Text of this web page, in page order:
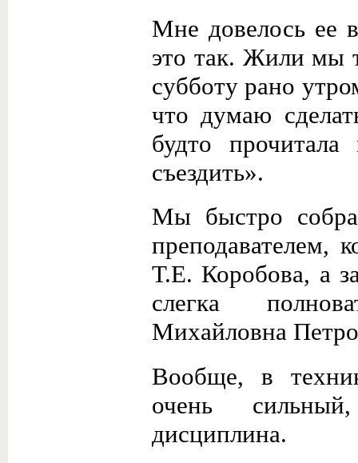
Мне довелось ее
это так. Жили мы
субботу рано
что думаю
будто
съездить».
Мы быстро
преподавателем,
Т.Е. Коробова, а
слегка
Михайловна
Вообще, в
очень
дисциплина.